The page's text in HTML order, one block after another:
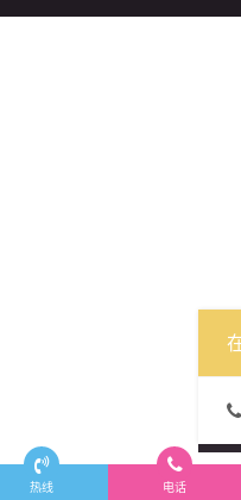
热线 电话